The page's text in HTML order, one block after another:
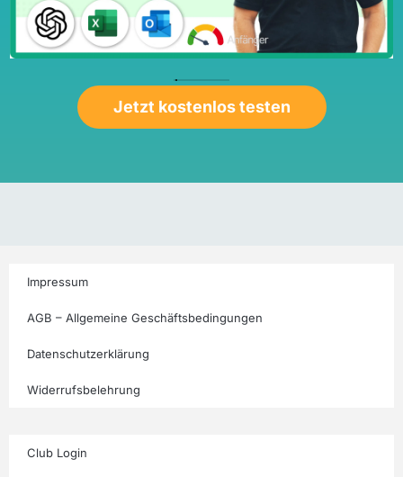
Jetzt kostenlos testen
Impressum
AGB – Allgemeine Geschäftsbedingungen
Datenschutzerklärung
Widerrufsbelehrung
Club Login